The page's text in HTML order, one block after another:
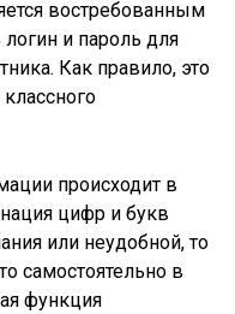
востребованным
и пароль для
Как правило, это
происходит в
цифр и букв
или неудобной, то
самостоятельно в
функция